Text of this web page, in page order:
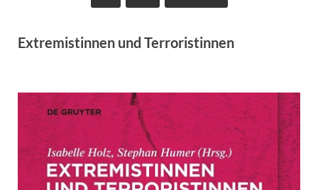
Extremistinnen und Terroristinnen